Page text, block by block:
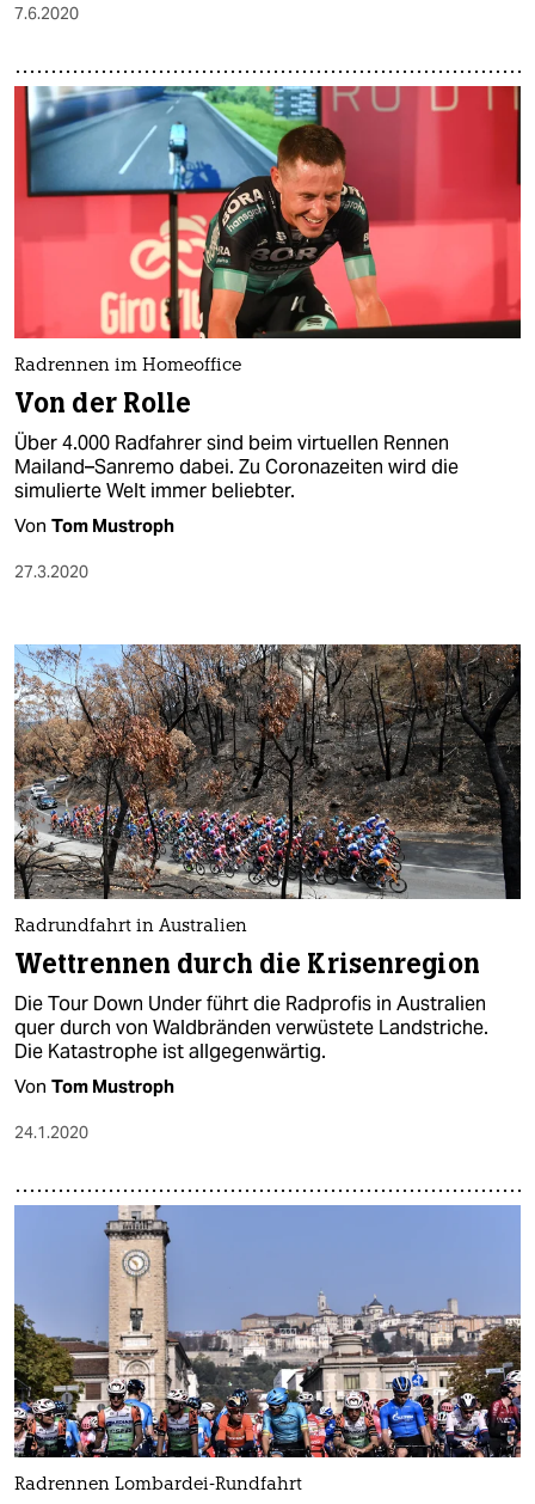
7.6.2020
Radrennen im Homeoffice
Von der Rolle
Über 4.000 Radfahrer sind beim virtuellen Rennen
Mailand–Sanremo dabei. Zu Coronazeiten wird die
simulierte Welt immer beliebter.
Von Tom Mustroph
27.3.2020
Radrundfahrt in Australien
Wettrennen durch die Krisenregion
Die Tour Down Under führt die Radprofis in Australien
quer durch von Waldbränden verwüstete Landstriche.
Die Katastrophe ist allgegenwärtig.
Von Tom Mustroph
24.1.2020
Radrennen Lombardei-Rundfahrt